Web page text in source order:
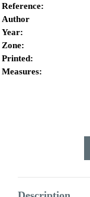
Reference:
Author
Year:
Zone:
Printed:
Measures: